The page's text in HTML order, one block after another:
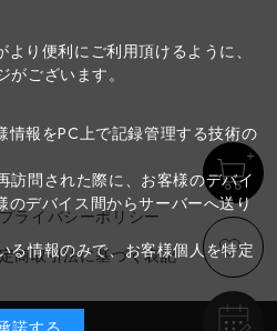
プライバシーポリシー
商取引法に基づく表記
り便利にご利用頂けるように、
ございます。
情報をPC上で記録管理する技術の
訪問された際に、お客様のデバイ
のデバイス間からサーバーへ送り
る情報のみで、お客様個人を特定